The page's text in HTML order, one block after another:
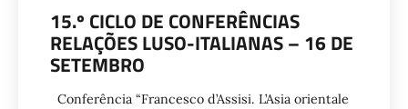
15.º CICLO DE CONFERÊNCIAS
RELAÇÕES LUSO-ITALIANAS – 16 DE
SETEMBRO
Conferência “Francesco d’Assisi. L’Asia orientale